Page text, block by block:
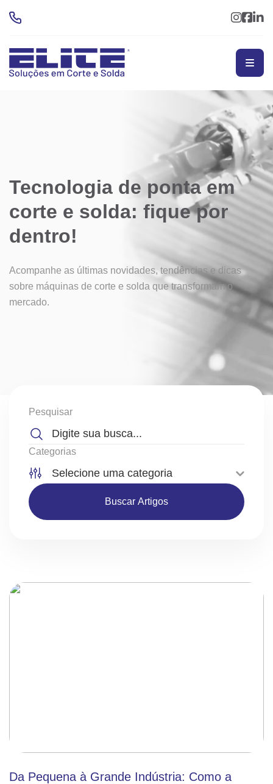
Tecnologia de ponta em
corte e solda: fique por
dentro!
Acompanhe as últimas novidades, tendências e dicas
sobre máquinas de corte e solda que transformam o
mercado.
Pesquisar
Categorias
Buscar Artigos
Da Pequena à Grande Indústria: Como a